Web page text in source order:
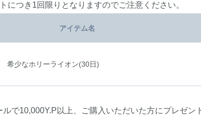
につき1回限りとなりますのでご注意ください。
アイテム名
希少なホリーライオン(30日)
ルで10,000Y.P以上、ご購入いただいた方にプレゼン